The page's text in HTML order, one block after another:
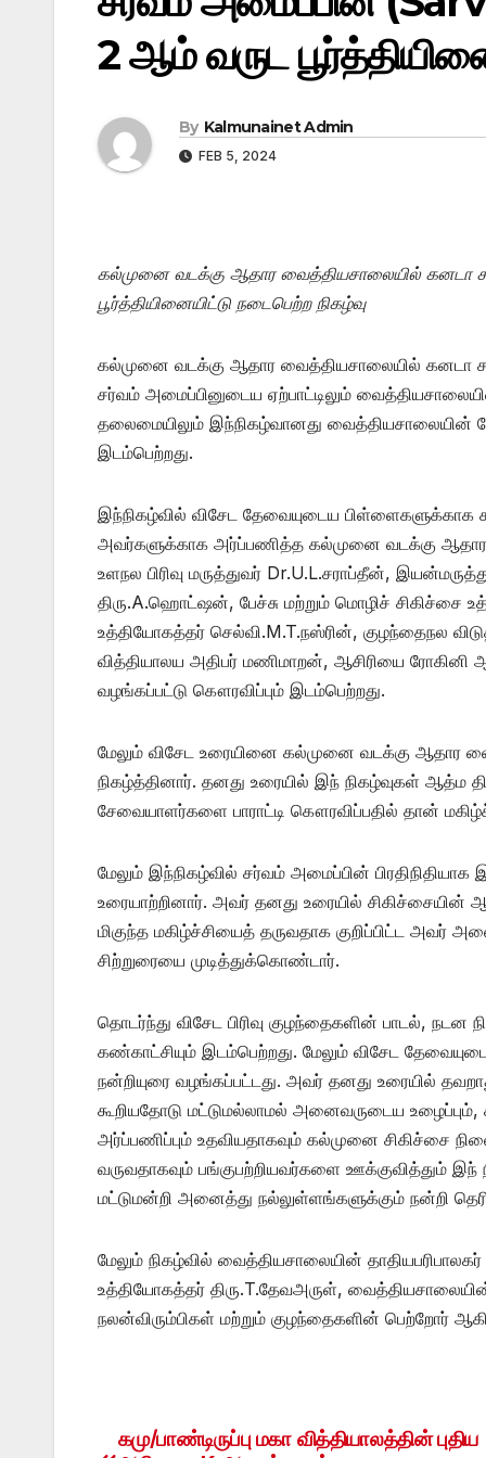
2 ஆம் வருட
By Kalmunainet Admin
FEB 5, 2024
கல்முனை வடக்கு ஆதார வைத்தியசாலையில் கனடா
பூர்த்தியினையிட்டு நடைபெற்ற நிகழ்வு
கல்முனை வடக்கு ஆதார வைத்தியசாலையில் கனடா
சர்வம் அமைப்பினுடைய ஏற்பாட்டிலும்
தலைமையிலும் இந்நிகழ்வானது வைத்தியசாலையின்
இடம்பெற்றது.
இந்நிகழ்வில் விசேட தேவையுடைய
அவர்களுக்காக அர்ப்பணித்த கல்முனை வடக்கு ஆதார
உளநல பிரிவு மருத்துவர் Dr.U.L.சராப்தீன்,
திரு.A.ஹொட்ஷன், பேச்சு மற்றும் மொழிச் சிகிச்சை
உத்தியோகத்தர் செல்வி.M.T.நஸ்ரின், குழந்தைநல
வித்தியாலய அதிபர் மணிமாறன், ஆசிரியை
வழங்கப்பட்டு கௌரவிப்பும் இடம்பெற்றது.
மேலும் விசேட உரையினை கல்முனை வடக்கு ஆதார
நிகழ்த்தினார். தனது உரையில் இந் நிகழ்வுகள் ஆத்ம
சேவையாளர்களை பாராட்டி கௌரவிப்பதில் தான்
மேலும் இந்நிகழ்வில் சர்வம் அமைப்பின்
உரையாற்றினார். அவர் தனது உரையில் சிகிச்சையின்
மிகுந்த மகிழ்ச்சியைத் தருவதாக குறிப்பிட்ட அவர்
சிற்றுரையை முடித்துக்கொண்டார்.
தொடர்ந்து விசேட பிரிவு குழந்தைகளின் பாடல்,
கண்காட்சியும் இடம்பெற்றது. மேலும் விசேட
நன்றியுரை வழங்கப்பட்டது. அவர் தனது உரையில்
கூறியதோடு மட்டுமல்லாமல் அனைவருடைய
அர்ப்பணிப்பும் உதவியதாகவும் கல்முனை சிகிச்சை
வருவதாகவும் பங்குபற்றியவர்களை ஊக்குவித்தும்
மட்டுமன்றி அனைத்து நல்லுள்ளங்களுக்கும் நன்றி
மேலும் நிகழ்வில் வைத்தியசாலையின் தாதியபரிபாலகர்
உத்தியோகத்தர் திரு.T.தேவஅருள்,
நலன்விரும்பிகள் மற்றும் குழந்தைகளின் பெற்றோர்
Post
கமு/பாண்டிருப்பு மகா வித்தியாலத்தின் புதிய